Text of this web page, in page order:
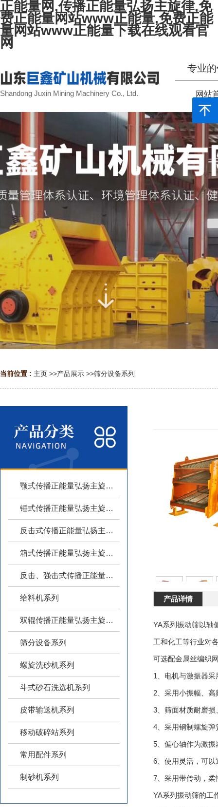
正能量网,传播正能量弘扬主旋律,免
费正能量网站www正能量,免费正能
量网站www正能量下载在线观看官
网
Shandong Juxin Mining Machinery Co., Ltd.
专业的
网站
当前位置 : 主页 >>产品展示 >>筛分设备系列
颚式传播正能量弘扬主旋律系列
锤式传播正能量弘扬主旋律系列
反击式传播正能量弘扬主旋律系列
箱式传播正能量弘扬主旋律系列
反击、强击式传播正能量弘扬主旋律
给料机系列
双辊传播正能量弘扬主旋律系列
筛分设备系列
螺旋洗砂机系列
斗式砂石洗选机系列
皮带输送机系列
移动破碎站系列
常用配件系列
制砂机系列
产品详情
YA系列振动筛以轴偏
工和化工等行业对各
可选配金属丝编织网
1、电机与激振器采
2、采用小振幅、高
3、筛面材质耐磨损
4、采用钢制螺旋弹
5、偏心轴作为激振
6、使用灵活，
7、采用带传动，
YA系列振动筛的工作